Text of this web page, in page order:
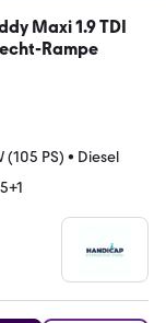
Maxi 1.9 TDI
Rampe
(105 PS) • Diesel
5+1